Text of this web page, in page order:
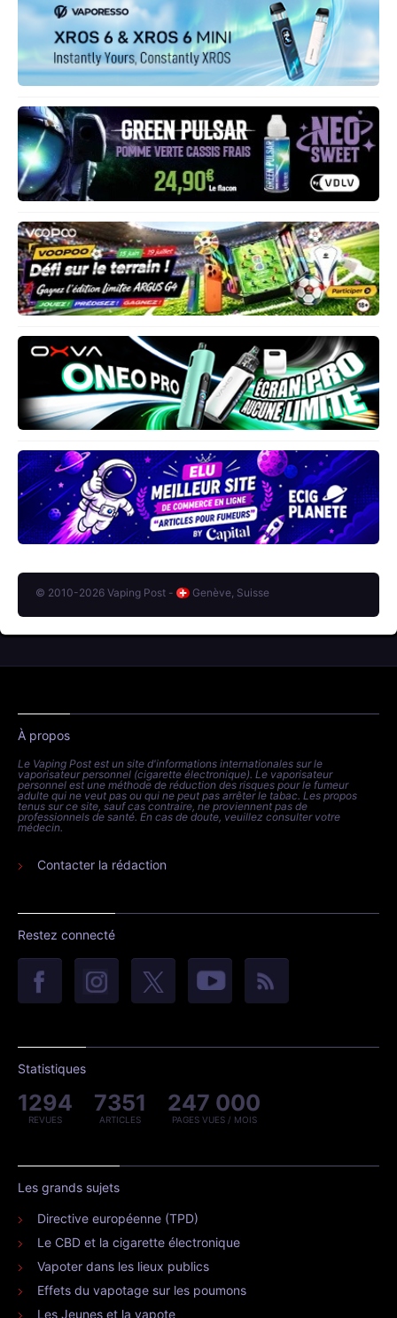
© 2010-2026 Vaping Post - Genève, Suisse
À propos
Le Vaping Post est un site d'informations internationales sur le
vaporisateur personnel (cigarette électronique). Le vaporisateur
personnel est une méthode de réduction des risques pour le fumeur
adulte qui ne veut pas ou qui ne peut pas arrêter le tabac. Les propos
tenus sur ce site, sauf cas contraire, ne proviennent pas de
professionnels de santé. En cas de doute, veuillez consulter votre
médecin.
Contacter la rédaction
Restez connecté
Statistiques
1294
REVUES
7351
ARTICLES
247 000
PAGES VUES / MOIS
Les grands sujets
Directive européenne (TPD)
Le CBD et la cigarette électronique
Vapoter dans les lieux publics
Effets du vapotage sur les poumons
Les Jeunes et la vapote